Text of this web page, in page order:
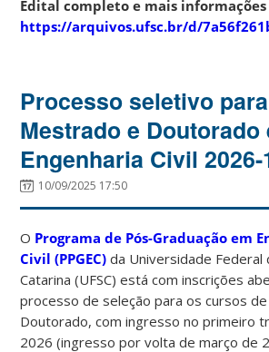
Edital completo e mais informações
https://arquivos.ufsc.br/d/
Processo seletivo para
Mestrado e Doutorado
Engenharia Civil 2026-
10/09/2025 17:50
O Programa de Pós-Graduação em
Civil (PPGEC) da Universidade Federal
Catarina (UFSC) está com inscrições
processo de seleção para os cursos
Doutorado, com ingresso no primeiro
2026 (ingresso por volta de março de